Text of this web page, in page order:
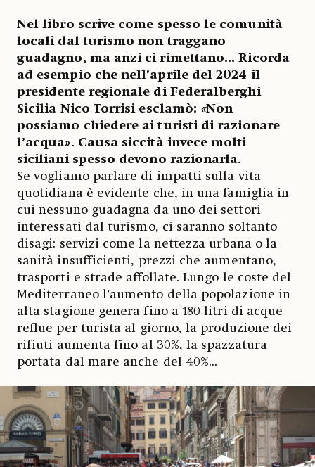
Nel libro scrive come spesso le comunità
locali dal turismo non traggano
guadagno, ma anzi ci rimettano... Ricorda
ad esempio che nell’aprile del 2024 il
presidente regionale di Federalberghi
Sicilia Nico Torrisi esclamò: «Non
possiamo chiedere ai turisti di razionare
l’acqua». Causa siccità invece molti
siciliani spesso devono razionarla.
Se vogliamo parlare di impatti sulla vita
quotidiana è evidente che, in una famiglia in
cui nessuno guadagna da uno dei settori
interessati dal turismo, ci saranno soltanto
disagi: servizi come la nettezza urbana o la
sanità insufficienti, prezzi che aumentano,
trasporti e strade affollate. Lungo le coste del
Mediterraneo l’aumento della popolazione in
alta stagione genera fino a 180 litri di acque
reflue per turista al giorno, la produzione dei
rifiuti aumenta fino al 30%, la spazzatura
portata dal mare anche del 40%...